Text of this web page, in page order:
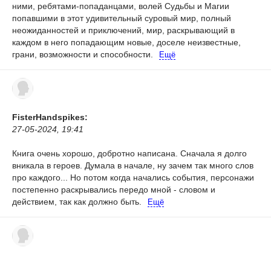
ними, ребятами-попаданцами, волей Судьбы и Магии
попавшими в этот удивительный суровый мир, полный
неожиданностей и приключений, мир, раскрывающий в
каждом в него попадающим новые, доселе неизвестные,
грани, возможности и способности.
Ещё
FisterHandspikes:
27-05-2024, 19:41
Книга очень хорошо, добротно написана. Сначала я долго
вникала в героев. Думала в начале, ну зачем так много слов
про каждого... Но потом когда начались события, персонажи
постепенно раскрывались передо мной - словом и
действием, так как должно быть.
Ещё